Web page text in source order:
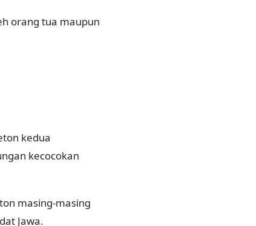
orang tua maupun
kedua
kecocokan
masing-masing
Jawa.